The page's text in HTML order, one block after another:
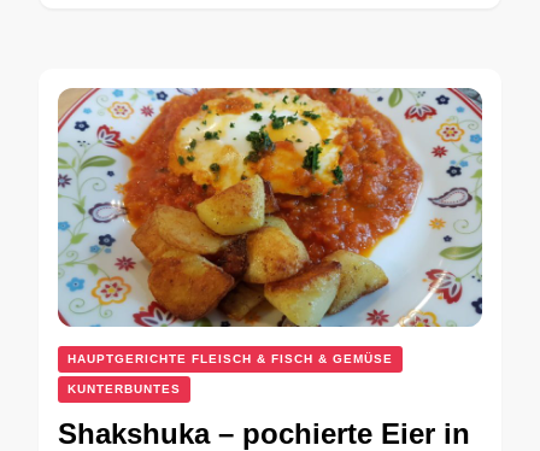
HAUPTGERICHTE FLEISCH & FISCH & GEMÜSE
KUNTERBUNTES
Shakshuka – pochierte Eier in